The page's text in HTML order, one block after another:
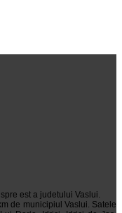
est a judetului Vaslui.
de municipiul Vaslui. Satele